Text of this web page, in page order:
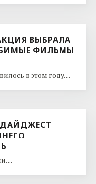
ВЫБРАЛА
ФИЛЬМЫ
в этом году. ...
...